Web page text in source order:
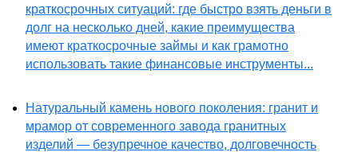
краткосрочных ситуаций: где быстро взять деньги в
долг на несколько дней, какие преимущества
имеют краткосрочные займы и как грамотно
использовать такие финансовые инструменты...
Натуральный камень нового поколения: гранит и
мрамор от современного завода гранитных
изделий — безупречное качество, долговечность